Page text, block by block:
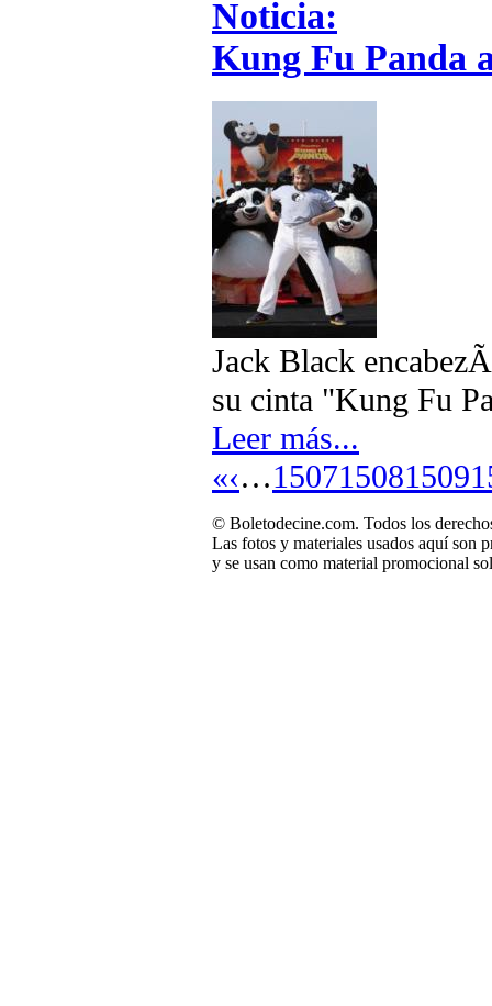
Noticia:
Kung Fu Panda
Jack Black
su cinta "Kung Fu
Leer más...
«‹…150715081509
© Boletodecine.com. Todos los
Las fotos y materiales usados aquí son
y se usan como material promocional